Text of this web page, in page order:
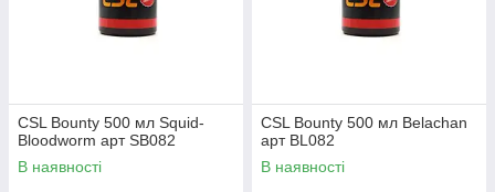
CSL Bounty 500 мл Squid-
Bloodworm арт SB082
В наявності
CSL Bounty 500 мл Belachan
арт BL082
В наявності